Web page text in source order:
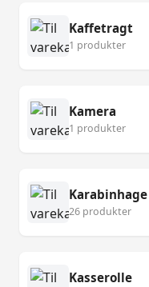
Kaffetragt
1 produkter
Kamera
1 produkter
Karabinhage
26 produkter
Kasserolle